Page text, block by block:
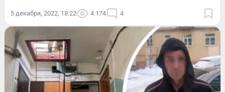
5 декабря, 2022, 18:22 4 174 4